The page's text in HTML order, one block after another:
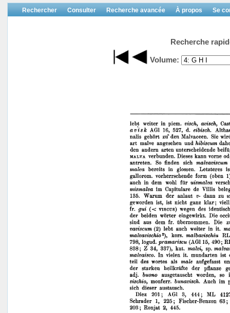
Rechercher Consulter Recherche avancée À propos Se
Recherche
Volume: